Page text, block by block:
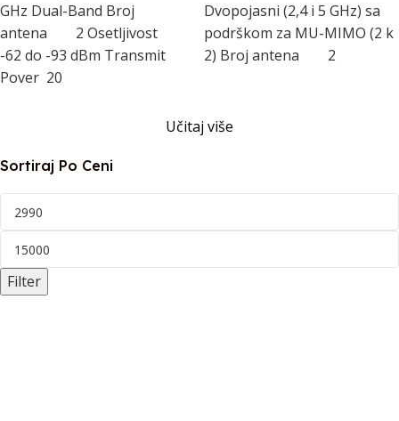
Sortiraj Po Ceni
Filter
GHz Dual-Band Broj
antena 2 Osetljivost
-62 do -93 dBm Transmit
Pover 20
Dvopojasni (2,4 i 5 GHz) sa
podrškom za MU-MIMO (2 k
2) Broj antena 2
Učitaj više